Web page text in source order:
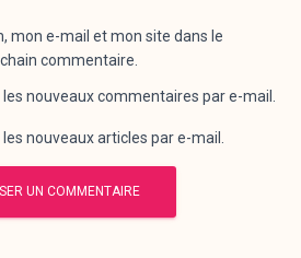
mon e-mail et mon site dans le
commentaire.
nouveaux commentaires par e-mail.
nouveaux articles par e-mail.